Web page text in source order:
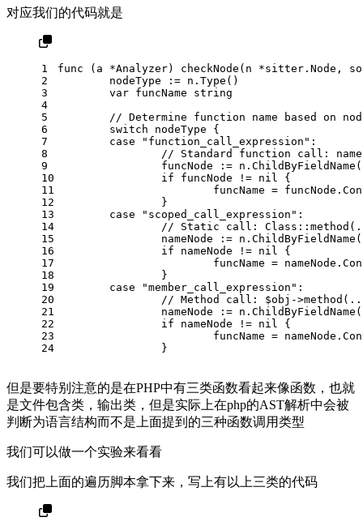
对应我们的代码就是
1
2
3
4
5
6
7
8
9
10
11
12
13
14
15
16
17
18
19
20
21
22
23
24
func (a *Analyzer)
checkNode(n *sitter.Node,
	nodeType := n.Type()
var funcName string
// Determine function name based on
switch nodeType {
case
"function_call_expression" :
// Standard function call:
		funcNode := n.ChildByFieldName(
if funcNode != nil
{
funcName =
		}
case
"scoped_call_expression" :
// Static call:
		nameNode := n.ChildByFieldName(
if nameNode != nil
{
funcName =
		}
case
"member_call_expression" :
// Method call: $obj-
		nameNode := n.ChildByFieldName(
if nameNode != nil
{
funcName =
		}
但是要特别注意的是在PHP中有三类函数看起来像函数，也就
是文件包含类，输出类，但是实际上在php的AST解析中会被
判断为语言结构而不是上面提到的三种函数调用类型
我们可以做一个实验来看看
我们把上面的遍历脚本拿下来，写上有以上三类的代码